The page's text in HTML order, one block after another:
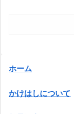
ホーム
かけはしについて